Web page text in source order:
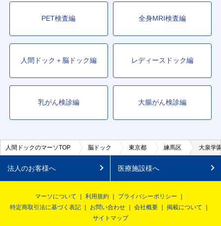
PET検査編 全身MRI検査編
人間ドック＋脳ドック編 レディースドック編
乳がん検診編 大腸がん検診編
人間ドックのマーソTOP 脳ドック 東京都 練馬区 大泉学
法人のお客様へ 医療施設様へ
マーソについて 利用規約
プライバシーポリシー
特定商取引法に基づく表記
お問い合わせ 会社概要
掲載について
サイトマップ